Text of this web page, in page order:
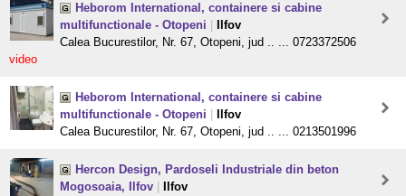
Heborom International, containere si cabine
multifunctionale - Otopeni
Ilfov
Calea Bucurestilor, Nr. 67, Otopeni, jud .. ... 0723372506
video
Heborom International, containere si cabine
multifunctionale - Otopeni
Ilfov
Calea Bucurestilor, Nr. 67, Otopeni, jud .. ... 0213501996
Hercon Design, Pardoseli Industriale din beton
Mogosoaia, Ilfov
Ilfov